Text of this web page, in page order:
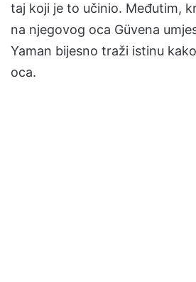
taj koji je to učinio. Međutim,
na njegovog oca Güvena
Yaman bijesno traži istinu
oca.